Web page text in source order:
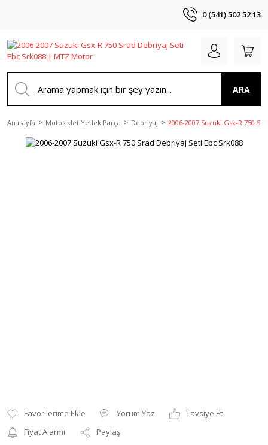
0 (541) 502 52 13
ARA
Anasayfa Motosiklet Yedek Parça Debriyaj 2006-2007 Suzuki Gsx-R 750
Yorum Yaz
Tavsiye Et
Fiyat Alarmı
Paylaş